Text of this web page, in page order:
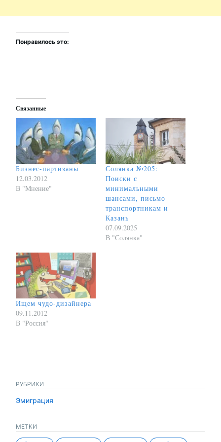
Понравилось это:
Связанные
Бизнес-партизаны
12.03.2012
В "Мнение"
Солянка №205:
Поиски с
минимальными
шансами, письмо
транспортникам и
Казань
07.09.2025
В "Солянка"
Ищем чудо-дизайнера
09.11.2012
В "Россия"
РУБРИКИ
Эмиграция
МЕТКИ